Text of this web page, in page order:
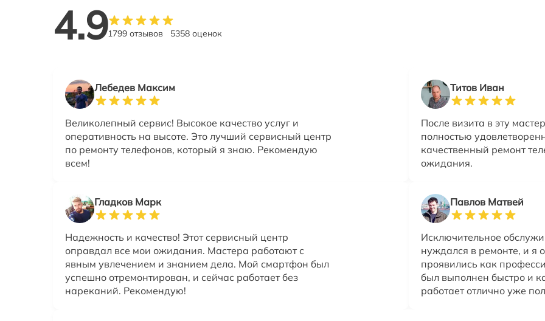
4.91799 отзывов 5358 оценок
Лебедев Максим
Великолепный сервис! Высокое качество услуг и
оперативность на высоте. Это лучший сервисный центр
по ремонту телефонов, который я знаю. Рекомендую
всем!
Титов Иван
После визита в эту
полностью
качественный ремонт
ожидания.
Гладков Марк
Надежность и качество! Этот сервисный центр
оправдал все мои ожидания. Мастера работают с
явным увлечением и знанием дела. Мой смартфон был
успешно отремонтирован, и сейчас работает без
нареканий. Рекомендую!
Павлов Матвей
Исключительное
нуждался в ремонте, и я
проявились как
был выполнен быстро и
работает отлично уже